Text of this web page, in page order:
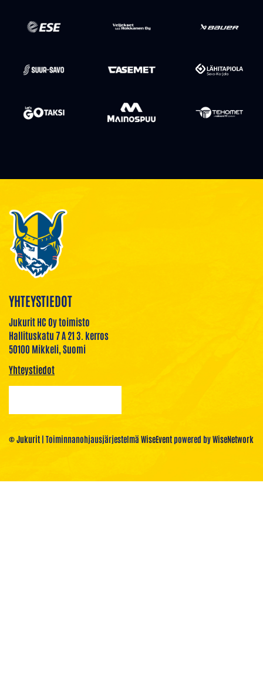
YHTEYSTIEDOT
Jukurit HC Oy toimisto
Hallituskatu 7 A 21 3. kerros
50100 Mikkeli, Suomi
Yhteystiedot
© Jukurit | Toiminnanohjausjärjestelmä WiseEventpowered byWiseNetwork